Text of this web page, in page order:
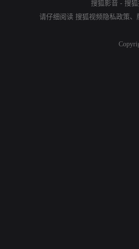
搜狐影音 - 搜
请仔细阅读 搜狐视频隐私政策、